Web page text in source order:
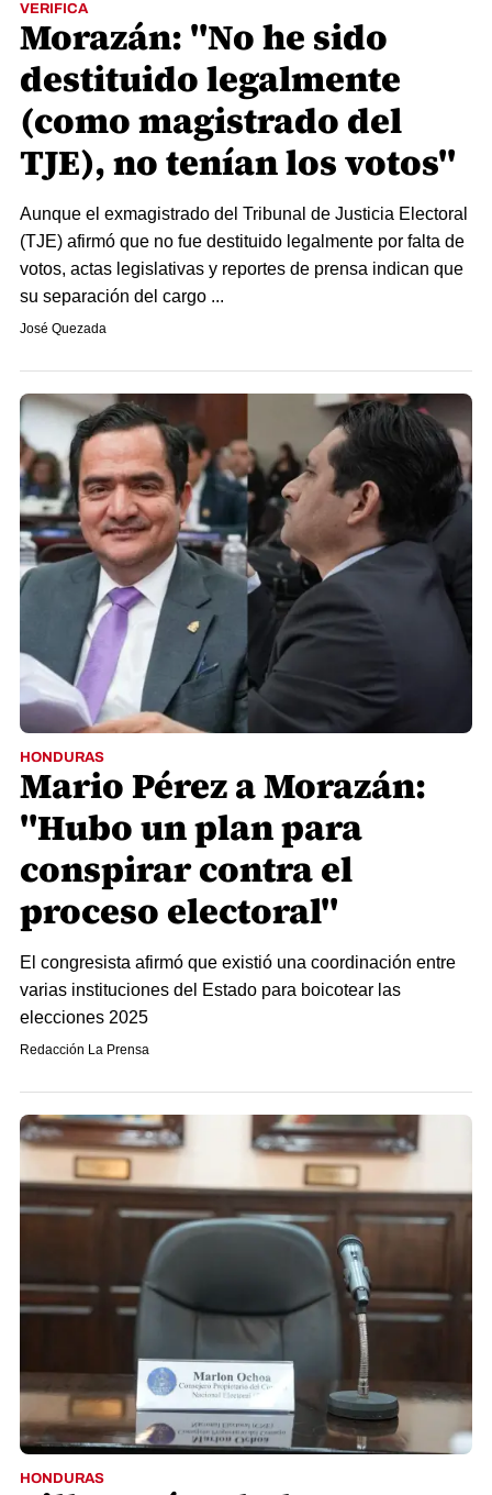
VERIFICA
Morazán: "No he sido
destituido legalmente
(como magistrado del
TJE), no tenían los votos"
Aunque el exmagistrado del Tribunal de Justicia Electoral
(TJE) afirmó que no fue destituido legalmente por falta de
votos, actas legislativas y reportes de prensa indican que
su separación del cargo ...
José Quezada
HONDURAS
Mario Pérez a Morazán:
"Hubo un plan para
conspirar contra el
proceso electoral"
El congresista afirmó que existió una coordinación entre
varias instituciones del Estado para boicotear las
elecciones 2025
Redacción La Prensa
HONDURAS